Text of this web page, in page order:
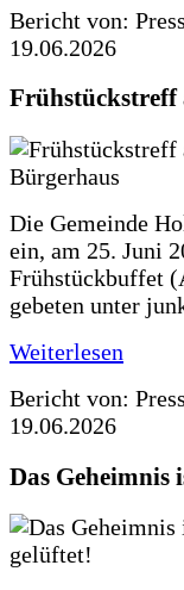
Bericht von:
19.06.2026
Frühstückstreff
Die Gemeinde
ein, am 25. Juni
Frühstückbuffet
gebeten unter
Weiterlesen
Bericht von:
19.06.2026
Das Geheimnis